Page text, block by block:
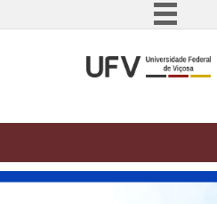
Comunica BR
Canais